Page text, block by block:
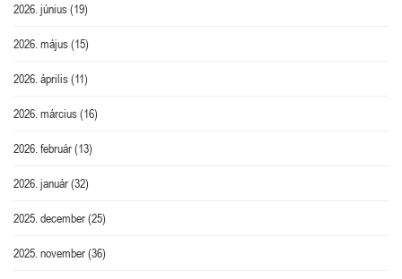
2026. június(19)
2026. május(15)
2026. április(11)
2026. március(16)
2026. február(13)
2026. január(32)
2025. december(25)
2025. november(36)